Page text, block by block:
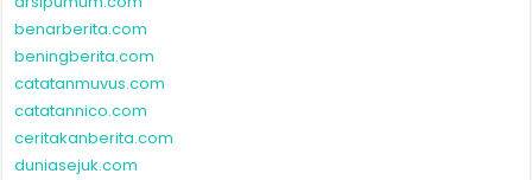
benarberita.com
beningberita.com
catatanmuvus.com
catatannico.com
ceritakanberita.com
duniasejuk.com